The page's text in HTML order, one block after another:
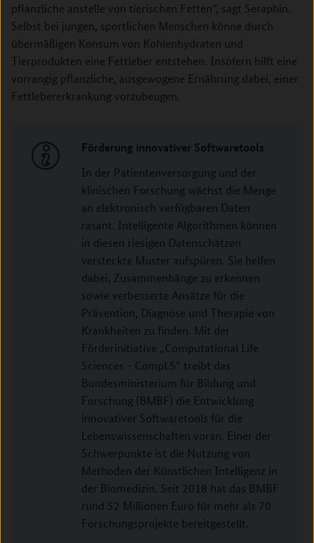
pflanzliche anstelle von tierischen Fetten“, sagt Seraphin.
Selbst bei jungen, sportlichen Menschen könne durch
übermäßigen Konsum von Kohlenhydraten und
Tierprodukten eine Fettleber entstehen. Insofern hilft eine
vorrangig pflanzliche, ausgewogene Ernährung dabei, einer
Fettlebererkrankung vorzubeugen.
Förderung innovativer Softwaretools
In der Patientenversorgung und der
klinischen Forschung wächst die Menge
an elektronisch verfügbaren Daten
rasant. Intelligente Algorithmen können
in diesen riesigen Datenschätzen
versteckte Muster aufspüren. Sie helfen
dabei, Zusammenhänge zu erkennen
sowie verbesserte Ansätze für die
Prävention, Diagnose und Therapie von
Krankheiten zu finden. Mit der
Förderinitiative „Computational Life
Sciences - CompLS“ treibt das
Bundesministerium für Bildung und
Forschung (BMBF) die Entwicklung
innovativer Softwaretools für die
Lebenswissenschaften voran. Einer der
Schwerpunkte ist die Nutzung von
Methoden der Künstlichen Intelligenz in
der Biomedizin. Seit 2018 hat das BMBF
rund 52 Millionen Euro für mehr als 70
Forschungsprojekte bereitgestellt.